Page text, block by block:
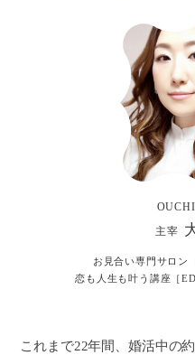
これまで22年間、婚活中の